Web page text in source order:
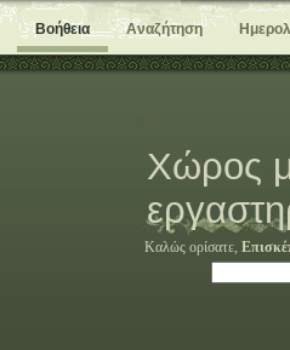
Βοήθεια Αναζήτηση
Χώρος
Καλώς ορίσατε,